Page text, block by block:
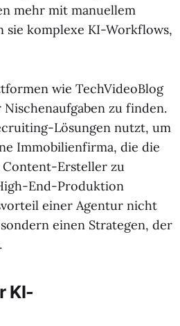
mehr mit manuellem
sie komplexe KI-Workflows,
wie TechVideoBlog
zu finden.
Lösungen nutzt, um
Immobilienfirma, die die
Ersteller zu
End-Produktion
einer Agentur nicht
einen Strategen, der
KI-